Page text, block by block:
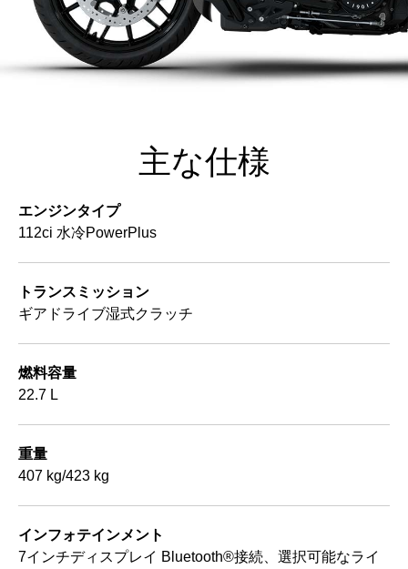
主な仕様
エンジンタイプ
112ci 水冷PowerPlus
トランスミッション
ギアドライブ湿式クラッチ
燃料容量
22.7 L
重量
407 kg/423 kg
インフォテインメント
7インチディスプレイ Bluetooth®接続、選択可能なライ